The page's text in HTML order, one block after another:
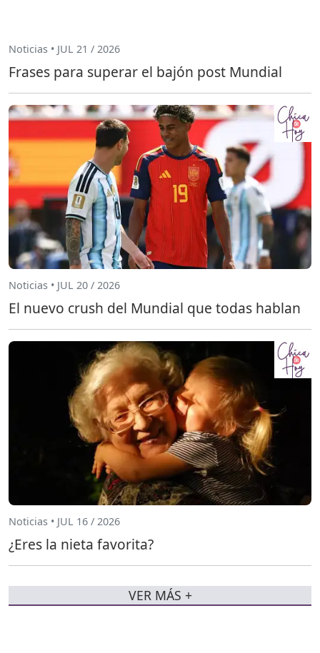
Noticias • JUL 21 / 2026
Frases para superar el bajón post Mundial
Noticias • JUL 20 / 2026
El nuevo crush del Mundial que todas hablan
Noticias • JUL 16 / 2026
¿Eres la nieta favorita?
VER MÁS +